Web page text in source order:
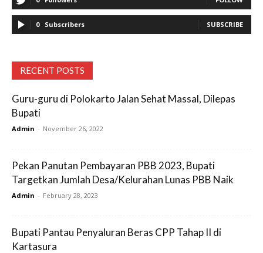
0 Subscribers SUBSCRIBE
RECENT POSTS
Guru-guru di Polokarto Jalan Sehat Massal, Dilepas
Bupati
Admin - November 26, 2022
Pekan Panutan Pembayaran PBB 2023, Bupati
Targetkan Jumlah Desa/Kelurahan Lunas PBB Naik
Admin - February 28, 2023
Bupati Pantau Penyaluran Beras CPP Tahap II di
Kartasura